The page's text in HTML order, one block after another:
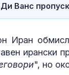
Ванс
Иран
ирански
", но